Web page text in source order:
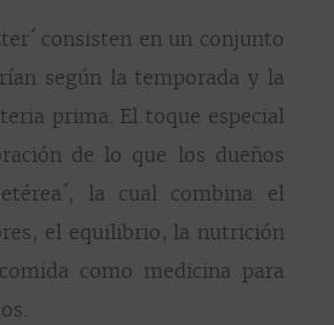
consisten en un conjunto
según la temporada y la
prima. El toque especial
de lo que los dueños
la cual combina el
el equilibrio, la nutrición
como medicina para